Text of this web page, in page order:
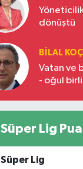
dönüştü
BILAL
Vatan ve
- oğul
Süper Lig
Süper Lig